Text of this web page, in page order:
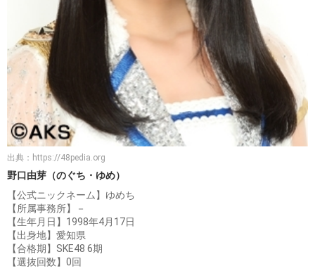
出典： https://48pedia.org
野口由芽（のぐち・ゆめ）
【公式ニックネーム】ゆめち
【所属事務所】－
【生年月日】1998年4月17日
【出身地】愛知県
【合格期】SKE48 6期
【選抜回数】0回